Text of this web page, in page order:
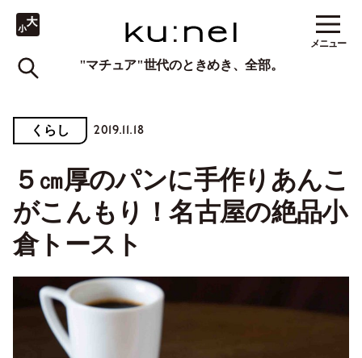
"マチュア"世代のときめき、全部。
メニュー
くらし 2019.11.18
５㎝厚のパンに手作りあんこ
がこんもり！名古屋の絶品小
倉トースト